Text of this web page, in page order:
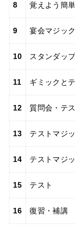
8 覚えよう簡
9 宴会マジッ
10 スタンダッ
11 ギミックと
12 質問会・テ
13 テストマジ
14 テストマジ
15 テスト
16 復習・補講